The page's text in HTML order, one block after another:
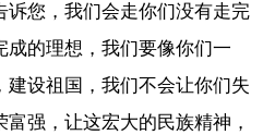
诉您，我们会走你们没有走完
成的理想，我们要像你们一
设祖国，我们不会让你们失
强，让这宏大的民族精神，